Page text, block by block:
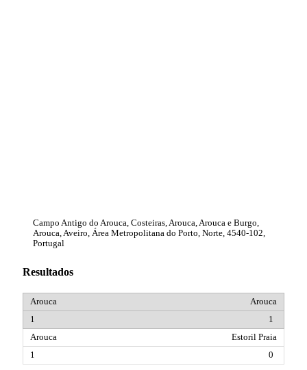
Campo Antigo do Arouca, Costeiras, Arouca, Arouca e Burgo,
Arouca, Aveiro, Área Metropolitana do Porto, Norte, 4540-102,
Portugal
Resultados
Arouca
1
Estoril Praia
0